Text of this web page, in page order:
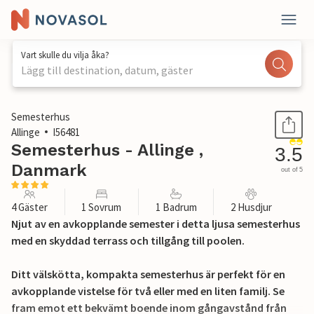
Vart skulle du vilja åka?
Lägg till destination, datum, gäster
1 / 19
Semesterhus
Allinge
I56481
Semesterhus - Allinge ,
Danmark
3.5
out of 5
4 Gäster 1 Sovrum 1 Badrum 2 Husdjur
Njut av en avkopplande semester i detta ljusa semesterhus
med en skyddad terrass och tillgång till poolen.
Ditt välskötta, kompakta semesterhus är perfekt för en
avkopplande vistelse för två eller med en liten familj. Se
fram emot ett bekvämt boende inom gångavstånd från